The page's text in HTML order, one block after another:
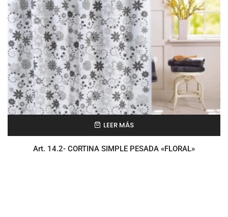
LEER MÁS
Art. 14.2- CORTINA SIMPLE PESADA «FLORAL»